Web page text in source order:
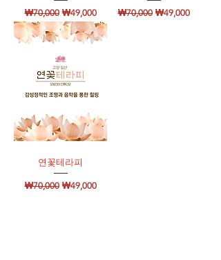
일반가
₩70,000 할인가
₩49,000 일반가
₩70,000 할인가
₩49,000
연꽃테라피
일반가
₩70,000 할인가
₩49,000